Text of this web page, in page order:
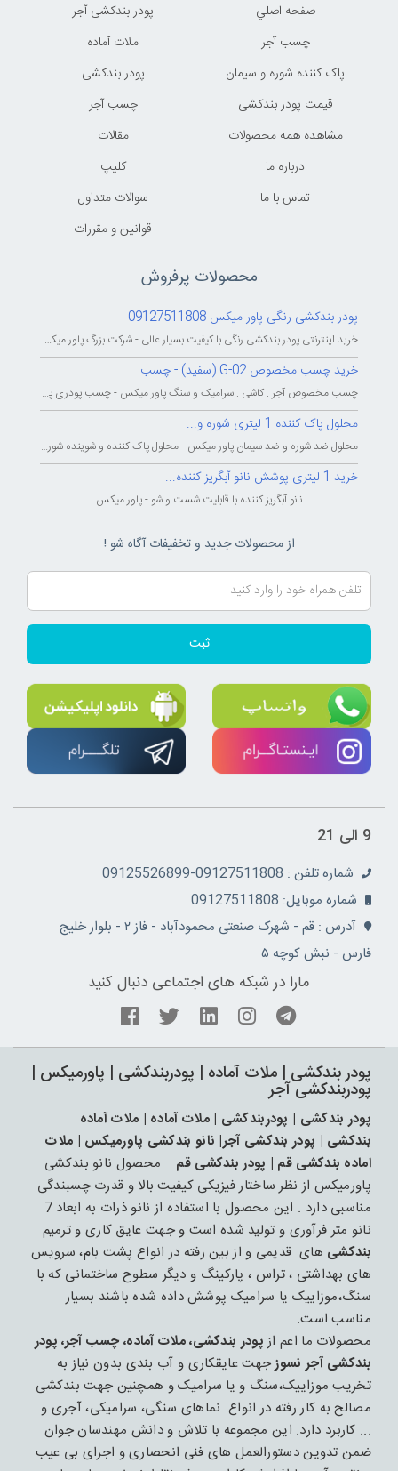
صفحه اصلي
چسب آجر
پاک کننده شوره و سیمان
قیمت پودر بندکشی
مشاهده همه محصولات
درباره ما
تماس با ما
پودر بندکشی آجر
ملات آماده
پودر بندکشی
چسب آجر
مقالات
کليپ
سوالات متداول
قوانين و مقررات
محصولات پرفروش
پودر بندکشی رنگی پاور میکس 09127511808
خرید اینترنتی پودر بندکشی رنگی با کیفیت بسیار عالی - شرکت بزرگ پاور میکس...
خرید چسب مخصوص G-02 (سفید) - چسب...
چسب مخصوص آجر . کاشی . سرامیک و سنگ پاور میکس - چسب پودری پاورمیکس - چسب...
محلول پاک کننده 1 لیتری شوره و...
محلول ضد شوره و ضد سیمان پاور میکس - محلول پاک کننده و شوینده شوره و سیمان...
خرید 1 لیتری پوشش نانو آبگریز کننده...
نانو آبگریز کننده با قابلیت شست و شو - پاور میکس
از محصولات جدید و تخفیفات آگاه شو !
ثبت
9 الی 21
شماره تلفن : 09127511808-09125526899
شماره موبایل: 09127511808
آدرس : قم - شهرک صنعتی محمودآباد - فاز ۲ - بلوار خلیج
فارس - نبش کوچه ۵
مارا در شبکه های اجتماعی دنبال کنید
پودر بندکشی | ملات آماده | پودربندکشی | پاورمیکس |
پودربندکشی آجر
پودر بندکشی | پودربندکشی | ملات آماده | ملات آماده
بندکشی | پودر بندکشی آجر| نانو بندکشی پاورمیکس | ملات
اماده بندکشی قم | پودر بندکشی قم
محصول نانو بندکشی
پاورمیکس از نظر ساختار فیزیکی کیفیت بالا و قدرت چسبندگی
مناسبی دارد . این محصول با استفاده از نانو ذرات به ابعاد 7
نانو متر فرآوری و تولید شده است و جهت عایق کاری و ترمیم
بندکشی های قدیمی و از بین رفته در انواع پشت بام، سرویس
های بهداشتی ، تراس ، پارکینگ و دیگر سطوح ساختمانی که با
سنگ،موزاییک یا سرامیک پوشش داده شده باشند بسیار
مناسب است.
محصولات ما اعم ازپودر بندکشی، ملات آماده، چسب آجر، پودر
بندکشی آجر نسوزجهت عایقکاری و آب بندی بدون نیاز به
تخریب موزاییک،سنگ و یا سرامیک و همچنین جهت بندکشی
مصالح به کار رفته در انواع نماهای سنگی، سرامیکی، آجری و
... کاربرد دارد. این مجموعه با تلاش و دانش مهندسان جوان
ضمن تدوین دستورالعمل های فنی انحصاری و اجرای بی عیب